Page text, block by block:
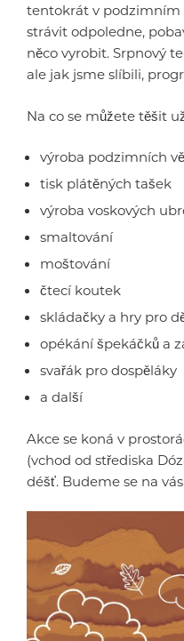
tentokrát v podzimním
strávit odpoledne,
něco vyrobit. Srpnový
ale jak jsme slíbili,
Na co se můžete těšit
výroba podzimních
tisk plátěných tašek
výroba voskových
smaltování
moštování
čtecí koutek
skládačky a hry pro
opékání špekáčků a
svařák pro dospěláky
a další
Akce se koná v
(vchod od střediska
déšť. Budeme se na